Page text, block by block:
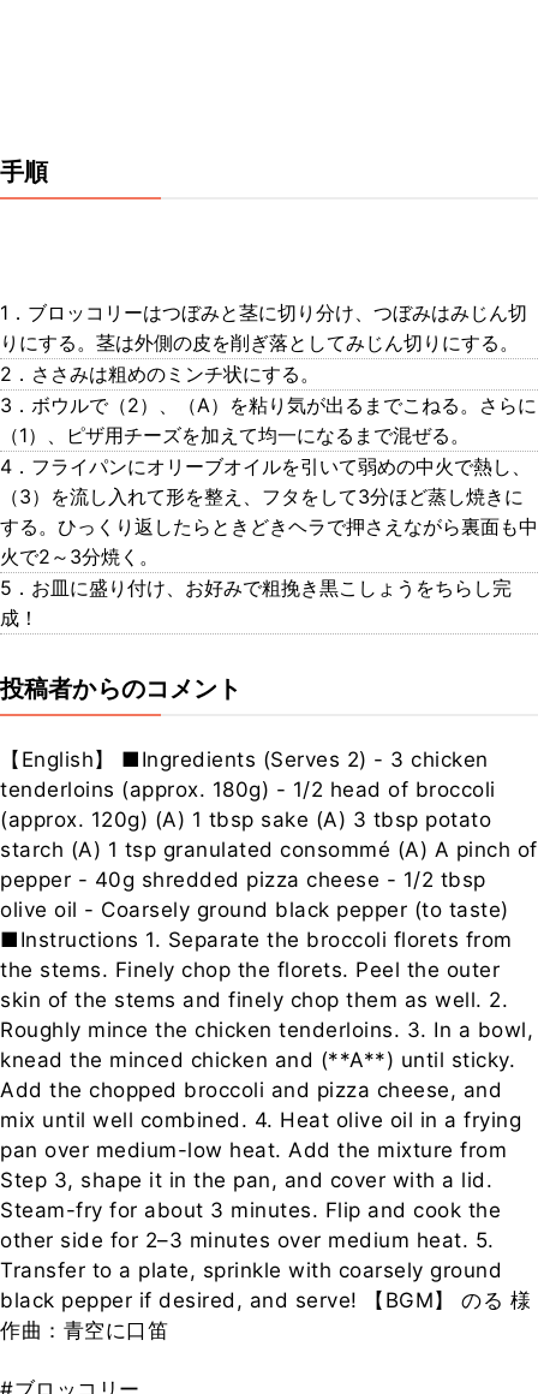
手順
1．ブロッコリーはつぼみと茎に切り分け、つぼみはみじん切
りにする。茎は外側の皮を削ぎ落としてみじん切りにする。
2．ささみは粗めのミンチ状にする。
3．ボウルで（2）、（A）を粘り気が出るまでこねる。さらに
（1）、ピザ用チーズを加えて均一になるまで混ぜる。
4．フライパンにオリーブオイルを引いて弱めの中火で熱し、
（3）を流し入れて形を整え、フタをして3分ほど蒸し焼きに
する。ひっくり返したらときどきヘラで押さえながら裏面も中
火で2～3分焼く。
5．お皿に盛り付け、お好みで粗挽き黒こしょうをちらし完
成！
投稿者からのコメント
【English】 ■Ingredients (Serves 2) - 3 chicken
tenderloins (approx. 180g) - 1/2 head of broccoli
(approx. 120g) (A) 1 tbsp sake (A) 3 tbsp potato
starch (A) 1 tsp granulated consommé (A) A pinch of
pepper - 40g shredded pizza cheese - 1/2 tbsp
olive oil - Coarsely ground black pepper (to taste)
■Instructions 1. Separate the broccoli florets from
the stems. Finely chop the florets. Peel the outer
skin of the stems and finely chop them as well. 2.
Roughly mince the chicken tenderloins. 3. In a bowl,
knead the minced chicken and (**A**) until sticky.
Add the chopped broccoli and pizza cheese, and
mix until well combined. 4. Heat olive oil in a frying
pan over medium-low heat. Add the mixture from
Step 3, shape it in the pan, and cover with a lid.
Steam-fry for about 3 minutes. Flip and cook the
other side for 2–3 minutes over medium heat. 5.
Transfer to a plate, sprinkle with coarsely ground
black pepper if desired, and serve! 【BGM】 のる 様
作曲：青空に口笛